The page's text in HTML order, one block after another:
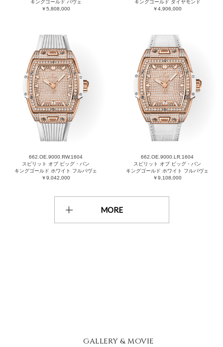
キングゴールド パヴェ
￥5,808,000
キングゴールド ダイヤモンド
￥4,906,000
662.OE.9000.RW.1604
スピリット オブ ビッグ・バン
キングゴールド ホワイト フルパヴェ
￥9,042,000
662.OE.9000.LR.1604
スピリット オブ ビッグ・バン
キングゴールド ホワイト フルパヴェ
￥9,108,000
MORE
GALLERY & MOVIE